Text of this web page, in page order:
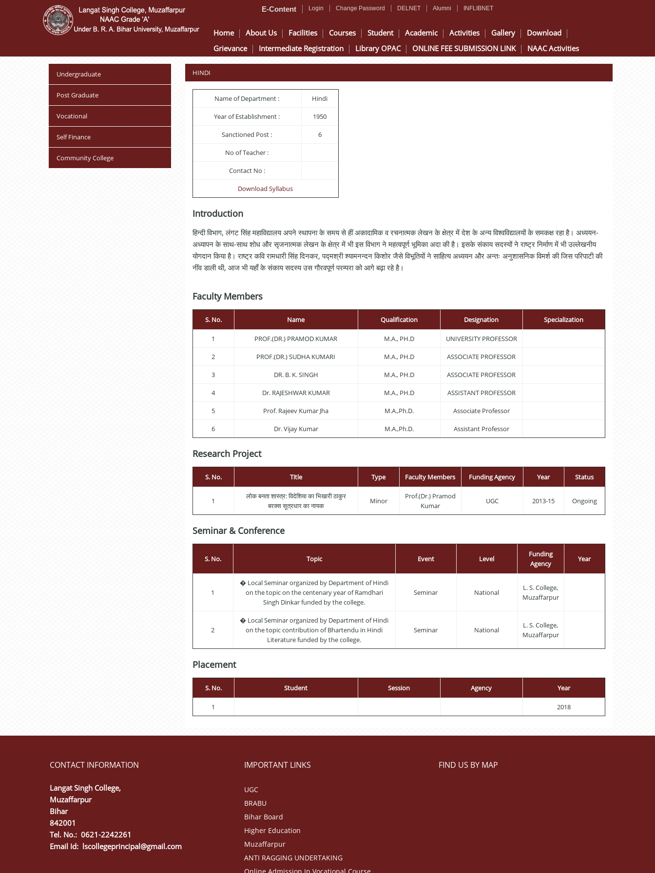
E-Content Login Change Password DELNET Alumni INFLIBNET
Home About Us Facilities Courses Student Academic Activities Gallery
Download
Grievance
Intermediate Registration Library OPAC ONLINE FEE SUBMISSION LINK NAAC Activities
Undergraduate
Post Graduate
Vocational
Self Finance
Community College
HINDI
Name of Department : Hindi
Year of Establishment : 1950
Sanctioned Post : 6
No of Teacher :
Contact No :
Download Syllabus
Introduction
हिन्दी विभाग, लंगट सिंह महाविद्यालय अपने स्थापना के समय से हीं अकादामिक व रचनात्मक लेखन के क्षेत्र में देश के अन्य विश्वविद्यालयों के समकक्ष रहा है। अध्ययन-
अध्यापन के साथ-साथ शोध और सृजनात्मक लेखन के क्षेत्र में भी इस विभाग ने महत्वपूर्ण भूमिका अदा की है। इसके संकाय सदस्यों ने राष्ट्र निर्माण में भी उल्लेखनीय
योगदान किया है। राष्ट्र कवि रामधारी सिंह दिनकर, पद्मश्री श्यामनन्दन किशोर जैसे विभूतियों ने साहित्य अध्ययन और अन्तः अनुशासनिक विमर्श की जिस परिपाटी की
नींव डाली थी, आज भी यहाँ के संकाय सदस्य उस गौरवपूर्ण परम्परा को आगे बढ़ा रहे है।
Faculty Members
S. No. Name Qualification Designation Specialization
1 PROF.(DR.) PRAMOD KUMAR M.A., PH.D UNIVERSITY PROFESSOR
2 PROF.(DR.) SUDHA KUMARI M.A., PH.D ASSOCIATE PROFESSOR
3 DR. B. K. SINGH M.A., PH.D ASSOCIATE PROFESSOR
4 Dr. RAJESHWAR KUMAR M.A., PH.D ASSISTANT PROFESSOR
5 Prof. Rajeev Kumar Jha M.A.,Ph.D. Associate Professor
6 Dr. Vijay Kumar M.A.,Ph.D. Assistant Professor
Research Project
S. No. Title Type Faculty Members Funding Agency Year Status
1
लोक बनता शास्त्र: विदेशिया का भिखारी ठाकुर
बरक्स सूत्रधार का नायक
Minor
Prof.(Dr.) Pramod
Kumar
UGC 2013-15 Ongoing
Seminar & Conference
S. No. Topic Event Level
Funding
Agency
Year
1
� Local Seminar organized by Department of Hindi
on the topic on the centenary year of Ramdhari
Singh Dinkar funded by the college.
Seminar National
L. S. College,
Muzaffarpur
2
� Local Seminar organized by Department of Hindi
on the topic contribution of Bhartendu in Hindi
Literature funded by the college.
Seminar National
L. S. College,
Muzaffarpur
Placement
S. No. Student Session Agency Year
1 2018
CONTACT INFORMATION
Langat Singh College,
Muzaffarpur
Bihar
842001
Tel. No.: 0621-2242261
Email Id: lscollegeprincipal@gmail.com
IMPORTANT LINKS
UGC
BRABU
Bihar Board
Higher Education
Muzaffarpur
ANTI RAGGING UNDERTAKING
FIND US BY MAP